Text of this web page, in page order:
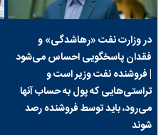
در وزارت نفت «رهاشدگی» و
فقدان پاسخگویی احساس می‌شود
| فروشنده نفت وزیر است و
تراستی‌هایی که پول به حساب آنها
می‌رود، باید توسط فروشنده رصد
شوند